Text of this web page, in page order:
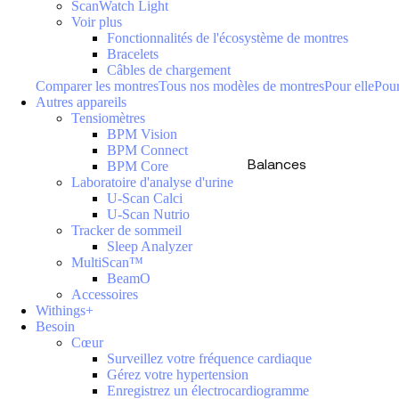
Balances
ScanWatch Light
Voir plus
Fonctionnalités de l'écosystème de montres
Bracelets
Câbles de chargement
Comparer les montresTous nos modèles de montresPour elle
Autres appareils
Tensiomètres
BPM Vision
BPM Connect
BPM Core
Laboratoire d'analyse d'urine
U-Scan Calci
U-Scan Nutrio
Tracker de sommeil
Sleep Analyzer
MultiScan™
BeamO
Accessoires
Withings+
Besoin
Cœur
Surveillez votre fréquence cardiaque
Gérez votre hypertension
Enregistrez un électrocardiogramme